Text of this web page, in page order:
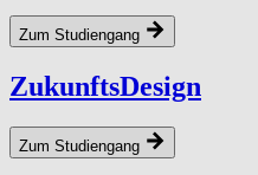
Zum Studiengang
ZukunftsDesign
Zum Studiengang